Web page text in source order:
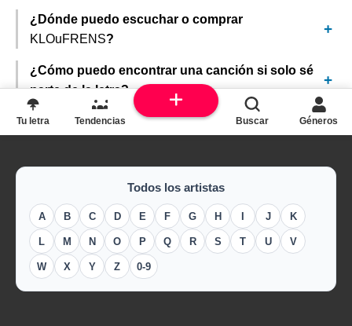
¿Dónde puedo escuchar o comprar
KLOuFRENS?
¿Cómo puedo encontrar una canción si solo sé
parte de la letra?
Todos los artistas
A B C D E F G H J K
L M N O P Q R S T U V
W X Y Z 0-9
Tu letra Tendencias Buscar Géneros